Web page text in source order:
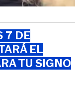
7 DE
EL
TU SIGNO